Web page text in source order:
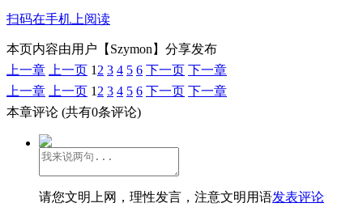
扫码在手机上阅读
本页内容由用户【Szymon】分享发布
上一章
上一页 1 2 3 4 5 6 下一页 下一章
上一章
上一页 1 2 3 4 5 6 下一页 下一章
本章评论 (共有0条评论)
请您文明上网，理性发言，注意文明用语发表评论